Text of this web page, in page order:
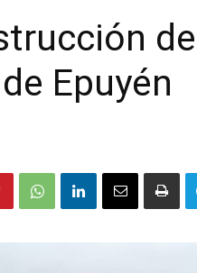
Epuyén